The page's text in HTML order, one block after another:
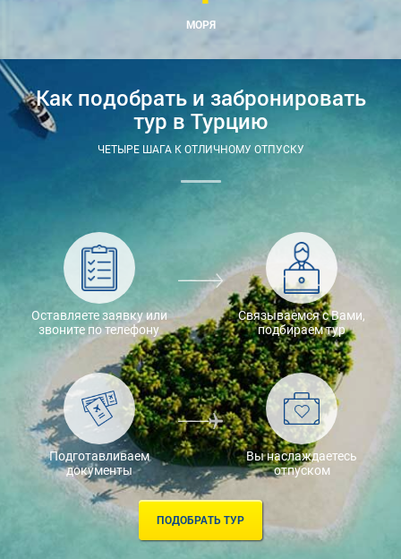
МОРЯ
Как подобрать и забронировать
тур в Турцию
ЧЕТЫРЕ ШАГА К ОТЛИЧНОМУ ОТПУСКУ
Оставляете заявку или
звоните по телефону
Связываемся с Вами,
подбираем тур
Подготавливаем
документы
Вы наслаждаетесь
отпуском
ПОДОБРАТЬ ТУР